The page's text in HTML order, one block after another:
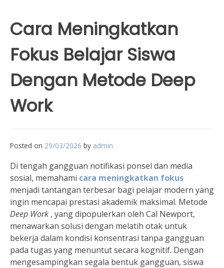
Cara Meningkatkan
Fokus Belajar Siswa
Dengan Metode Deep
Work
Posted on 29/03/2026 by admin
Di tengah gangguan notifikasi ponsel dan media
sosial, memahami cara meningkatkan fokus
menjadi tantangan terbesar bagi pelajar modern yang
ingin mencapai prestasi akademik maksimal. Metode
Deep Work , yang dipopulerkan oleh Cal Newport,
menawarkan solusi dengan melatih otak untuk
bekerja dalam kondisi konsentrasi tanpa gangguan
pada tugas yang menuntut secara kognitif. Dengan
mengesampingkan segala bentuk gangguan, siswa